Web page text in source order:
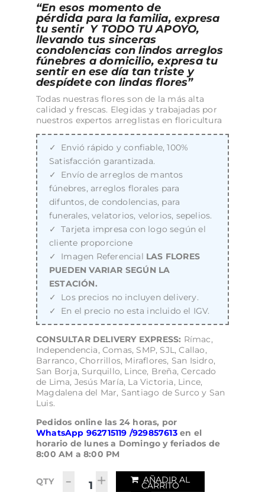
“En esos momento de
pérdida para la familia, expresa
tu sentir Y TODO TU APOYO,
llevando tus sinceras
condolencias con lindos arreglos
fúnebres a domicilio, expresa tu
sentir en ese día tan triste y
despídete con lindas flores”
Todas nuestras flores son de la más alta
calidad y frescas. Elegidas y trabajadas por
nuestros expertos arreglistas en floricultura
Envió rápido y confiable, 100%
Satisfacción garantizada.
Envío de arreglos de mantos
fúnebres, arreglos florales para
difuntos, de condolencias, para
funerales, velatorios, velorios, sepelios.
Tarjeta impresa con logo según el
cliente proporcione
Imagen Referencial LAS FLORES
PUEDEN VARIAR SEGÚN LA
ESTACIÓN.
Los precios no incluyen delivery.
En el precio no esta incluido el IGV.
CONSULTAR DELIVERY EXPRESS: Rímac,
Independencia, Comas, SMP, SJL, Callao,
Barranco, Chorrillos, Miraflores, San Isidro,
San Borja, Surquillo, Lince, Breña, Cercado
de Lima, Jesús María, La Victoria, Lince,
Magdalena del Mar, Santiago de Surco y San
Luis.
Pedidos online las 24 horas, por
WhatsApp 962715119 /929857613en el
horario de lunes a Domingo y feriados de
8:00 AM a 8:00 PM
QTY - + AÑADIR AL
CARRITO